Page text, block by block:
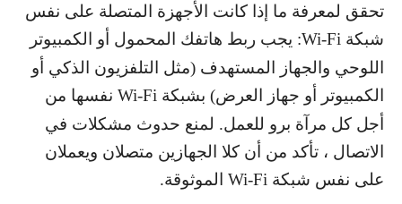
تحقق لمعرفة ما إذا كانت الأجهزة المتصلة على نفس
شبكة Wi-Fi: يجب ربط هاتفك المحمول أو الكمبيوتر
اللوحي والجهاز المستهدف (مثل التلفزيون الذكي أو
الكمبيوتر أو جهاز العرض) بشبكة Wi-Fi نفسها من
أجل كل مرآة برو للعمل. لمنع حدوث مشكلات في
الاتصال ، تأكد من أن كلا الجهازين متصلان ويعملان
على نفس شبكة Wi-Fi الموثوقة.